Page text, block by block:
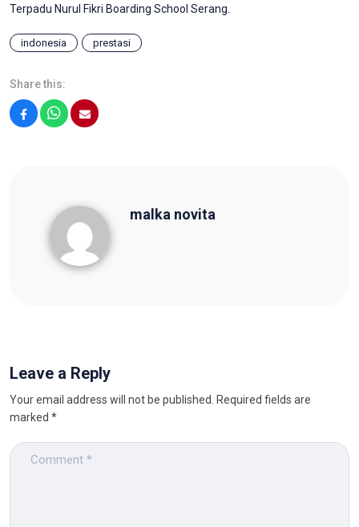
Terpadu Nurul Fikri Boarding School Serang.
indonesia prestasi
Share this:
malka novita
Leave a Reply
Your email address will not be published.
Required fields are
marked *